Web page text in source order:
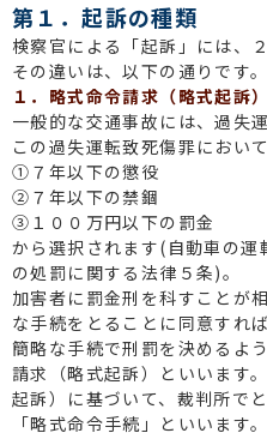
第１．起訴の種類
検察官による「起訴」には、
その違いは、以下の通りです。
１．略式命令請求（略式起訴）
一般的な交通事故には、過失
この過失運転致死傷罪におい
①７年以下の懲役
②７年以下の禁錮
③１００万円以下の罰金
から選択されます(自動車の
の処罰に関する法律５条)。
加害者に罰金刑を科すことが
な手続をとることに同意すれ
簡略な手続で刑罰を決めるよ
請求（略式起訴）といいます
起訴）に基づいて、裁判所で
「略式命令手続」といいます。